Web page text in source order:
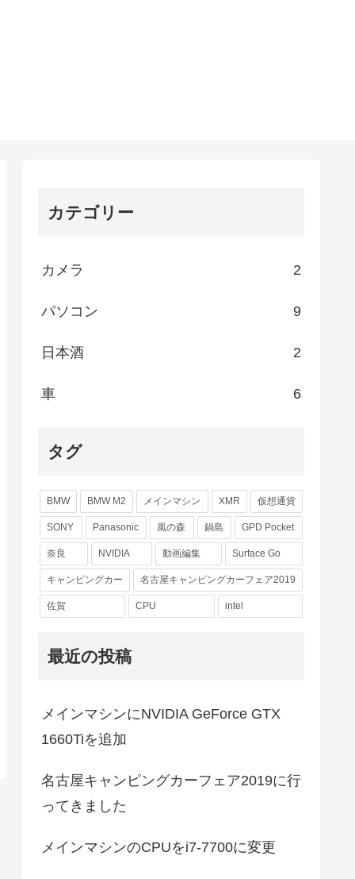
カテゴリー
カメラ 2
パソコン 9
日本酒 2
車 6
タグ
BMW BMW M2 メインマシン XMR 仮想通貨
SONY Panasonic 風の森 鍋島 GPD Pocket
奈良 NVIDIA 動画編集 Surface Go
キャンピングカー 名古屋キャンピングカーフェア2019
佐賀 CPU intel
最近の投稿
メインマシンにNVIDIA GeForce GTX
1660Tiを追加
名古屋キャンピングカーフェア2019に行
ってきました
メインマシンのCPUをi7-7700に変更